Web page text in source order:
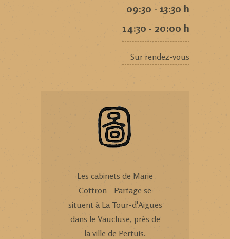
09:30 - 13:30 h
14:30 - 20:00 h
Sur rendez-vous
Les cabinets de Marie
Cottron - Partage se
situent à La Tour-d'Aigues
dans le Vaucluse, près de
la ville de Pertuis.